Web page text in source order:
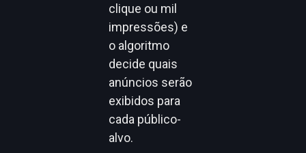
clique ou mil
impressões) e
o algoritmo
decide quais
anúncios serão
exibidos para
cada público-
alvo.